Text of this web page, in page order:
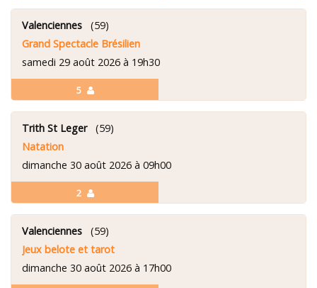
5
Valenciennes (59)
Grand Spectacle Brésilien
samedi 29 août 2026 à 19h30
2
Trith St Leger(59)
Natation
dimanche 30 août 2026 à 09h00
Valenciennes (59)
Jeux belote et tarot
dimanche 30 août 2026 à 17h00